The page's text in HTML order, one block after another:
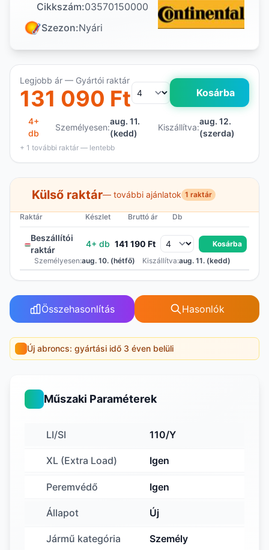
Cikkszám:03570150000
Szezon:Nyári
Legjobb ár — Gyártói raktár
131 090 Ft Kosárba
4+
db
Személyesen:
aug. 11.
(kedd)
Kiszállítva:
aug. 12.
(szerda)
+ 1 további raktár — lentebb
Külső raktár— további ajánlatok 1 raktár
Raktár Készlet Bruttó ár Db
Beszállítói
raktár
4+ db 141 190 Ft
Kosárba
Személyesen:aug. 10. (hétfő) Kiszállítva:aug. 11. (kedd)
Összehasonlítás Hasonlók
Új abroncs: gyártási idő 3 éven belüli
Műszaki Paraméterek
LI/SI 110/Y
XL (Extra Load) Igen
Peremvédő Igen
Állapot Új
Jármű kategória Személy